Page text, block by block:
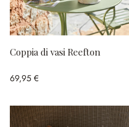
Coppia di vasi Reefton
69,95 €